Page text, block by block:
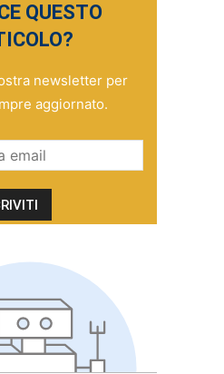
QUESTO
newsletter per
aggiornato.